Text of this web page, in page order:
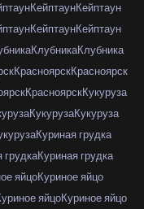
КейптаунКейптаун
КейптаунКейптаун
КлубникаКлубника
КрасноярскКрасноярск
КрасноярскКукуруза
КукурузаКукуруза
Куриная грудка
грудкаКуриная грудка
яйцоКуриное яйцо
яйцоКуриное яйцо